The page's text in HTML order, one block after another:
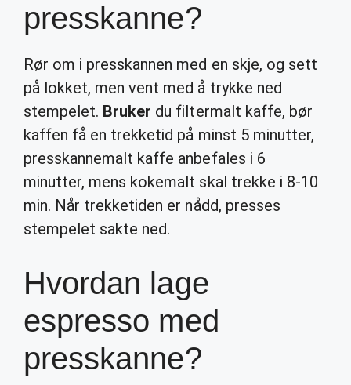
presskanne?
Rør om i presskannen med en skje, og sett
på lokket, men vent med å trykke ned
stempelet. Bruker du filtermalt kaffe, bør
kaffen få en trekketid på minst 5 minutter,
presskannemalt kaffe anbefales i 6
minutter, mens kokemalt skal trekke i 8-10
min. Når trekketiden er nådd, presses
stempelet sakte ned.
Hvordan lage
espresso med
presskanne?